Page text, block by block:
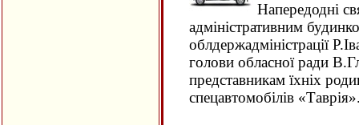
Напередодні
адміністративним
облдержадміністрації
голови обласної ради
представникам їхніх
спецавтомобілів